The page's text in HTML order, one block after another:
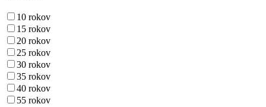
10 rokov
15 rokov
20 rokov
25 rokov
30 rokov
35 rokov
40 rokov
55 rokov